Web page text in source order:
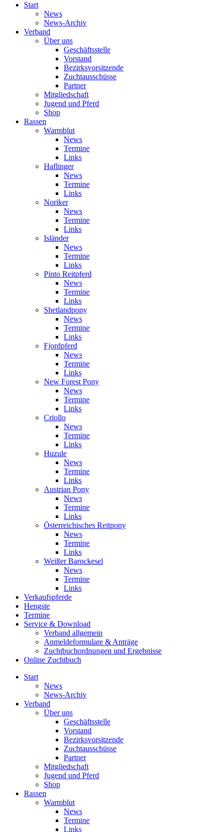
Start
News
News-Archiv
Verband
Über uns
Geschäftsstelle
Vorstand
Bezirksvorsitzende
Zuchtausschüsse
Partner
Mitgliedschaft
Jugend und Pferd
Shop
Rassen
Warmblut
News
Termine
Links
Haflinger
News
Termine
Links
Noriker
News
Termine
Links
Isländer
News
Termine
Links
Pinto Reitpferd
News
Termine
Links
Shetlandpony
News
Termine
Links
Fjordpferd
News
Termine
Links
New Forest Pony
News
Termine
Links
Criollo
News
Termine
Links
Huzule
News
Termine
Links
Austrian Pony
News
Termine
Links
Österreichisches Reitpony
News
Termine
Links
Weißer Barockesel
News
Termine
Links
Verkaufspferde
Hengste
Termine
Service & Download
Verband allgemein
Anmeldeformulare & Anträge
Zuchtbuchordnungen und Ergebnisse
Online Zuchtbuch
Start
News
News-Archiv
Verband
Über uns
Geschäftsstelle
Vorstand
Bezirksvorsitzende
Zuchtausschüsse
Partner
Mitgliedschaft
Jugend und Pferd
Shop
Rassen
Warmblut
News
Termine
Links